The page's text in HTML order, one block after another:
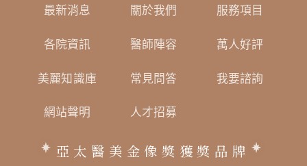
最新消息 關於我們 服務項目
各院資訊 醫師陣容 萬人好評
美麗知識庫 常見問答 我要諮詢
網站聲明 人才招募
亞太醫美金像獎獲獎品牌